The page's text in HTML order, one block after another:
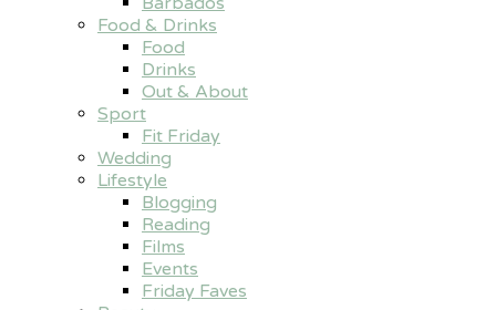
Food & Drinks
Food
Drinks
Out & About
Sport
Fit Friday
Wedding
Lifestyle
Blogging
Reading
Films
Events
Friday Faves